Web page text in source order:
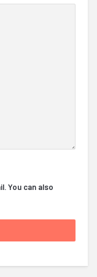
You can also